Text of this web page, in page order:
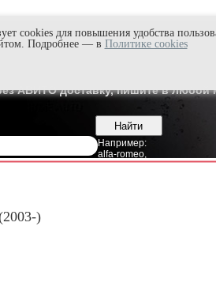
АВИТО доставку, пишите в любой
Например:
alfa-romeo,
)
cookies для повышения удобства
Подробнее — в Политике cookies